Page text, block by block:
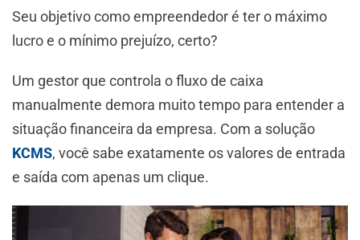
Seu objetivo como empreendedor é ter o máximo
lucro e o mínimo prejuízo, certo?
Um gestor que controla o fluxo de caixa
manualmente demora muito tempo para entender a
situação financeira da empresa. Com a solução
KCMS, você sabe exatamente os valores de entrada
e saída com apenas um clique.